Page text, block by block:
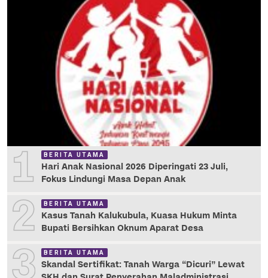
1 BERITA UTAMA
Hari Anak Nasional 2026 Diperingati 23 Juli,
Fokus Lindungi Masa Depan Anak
2 BERITA UTAMA
Kasus Tanah Kalukubula, Kuasa Hukum Minta
Bupati Bersihkan Oknum Aparat Desa
3 BERITA UTAMA
Skandal Sertifikat: Tanah Warga “Dicuri” Lewat